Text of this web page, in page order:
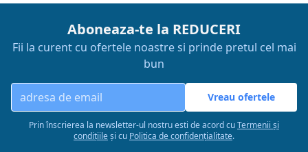
Aboneaza-te la REDUCERI
Fii la curent cu ofertele noastre si prinde pretul cel mai
bun
Vreau ofertele
Prin înscrierea la newsletter-ul nostru esti de acord cuTermenii și
condițiileși cu Politica de confidențialitate.